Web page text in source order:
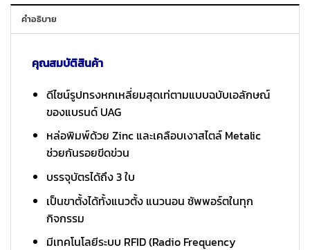
คำอธิบาย
คุณสมบัติสินค้า
ดีไซน์รูปทรงหกเหลี่ยมสุดเท่ตามแบบฉบับเอลักษณ์
ของแบรนด์ UAG
หล่อพิมพ์ด้วย Zinc และเคลือบเงาสไตล์ Metalic
ช่วยกันรอยขีดข่วน
บรรจุบัตรได้ถึง 3 ใบ
เป็นขาตั้งได้ทั้งแนวตั้ง แนวนอน ซัพพอร์ตในทุก
กิจกรรม
มีเทคโนโลยีระบบ RFID (Radio Frequency